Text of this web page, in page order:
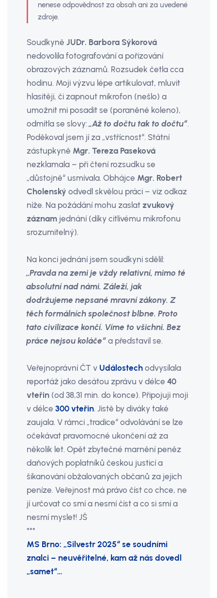
nenese odpovědnost za obsah ani za uvedené
zdroje.
Soudkyně JUDr. Barbora Sýkorová
nedovolila fotografování a pořizování
obrazových záznamů. Rozsudek četla cca
hodinu. Moji výzvu lépe artikulovat, mluvit
hlasitěji, či zapnout mikrofon (nešlo) a
umožnit mi posadit se (poraněné koleno),
odmítla se slovy:„Až to dočtu tak to dočtu“.
Poděkoval jsem jí za „vstřícnost“. Státní
zástupkyně Mgr. Tereza Paseková
nezklamala – při čtení rozsudku se
„důstojně“ usmívala. Obhájce Mgr. Robert
Cholenský odvedl skvělou práci – viz odkaz
níže. Na požádání mohu zaslat zvukový
záznam jednání (díky citlivému mikrofonu
srozumitelný).
Na konci jednání jsem soudkyni sdělil:
„Pravda na zemi je vždy relativní, mimo té
absolutní nad námi. Záleží, jak
dodržujeme nepsané mravní zákony. Z
těch formálních společnost blbne. Proto
tato civilizace končí. Víme to všichni. Bez
práce nejsou koláče“ a představil se.
Veřejnoprávní ČT v Událostech odvysílala
reportáž jako desátou zprávu v délce 40
vteřin (od 38,31 min. do konce). Připojuji moji
v délce 300 vteřin. Jistě by diváky také
zaujala. V rámci „tradice“ odvolávání se lze
očekávat pravomocné ukončení až za
několik let. Opět zbytečné marnění peněz
daňových poplatníků českou justicí a
šikanování obžalovaných občanů za jejich
peníze. Veřejnost má právo číst co chce, ne
jí určovat co smí a nesmí číst a co si smí a
nesmí myslet! JŠ
***
MS Brno: „Silvestr 2025“ se soudními
znalci – neuvěřitelné, kam až nás dovedl
„samet“…